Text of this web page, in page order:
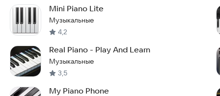
Mini Piano Lite
Музыкальные
4,2
Real Piano - Play And Learn
Музыкальные
3,5
My Piano Phone